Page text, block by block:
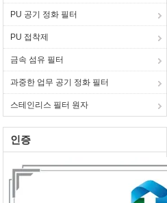
PU 공기 정화 필터
PU 접착제
금속 섬유 필터
과중한 업무 공기 정화 필터
스테인리스 필터 원자
인증